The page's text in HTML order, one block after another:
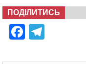
ПОДІЛИТИСЬ
Facebook